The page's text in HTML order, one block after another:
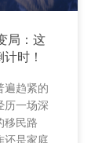
局：这
时！
遍趋紧的
历一场深
移民路
还是家庭